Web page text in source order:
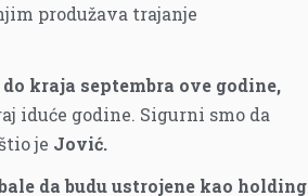
produžava trajanje
kraja septembra ove godine,
iduće godine. Sigurni smo da
je Jović.
da budu ustrojene kao holding